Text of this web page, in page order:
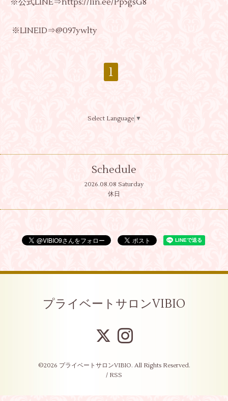
※LINEID⇒@097ywlty
1
Select Language ▼
Schedule
2026.08.08 Saturday
休日
プライベートサロンVIBIO
©2026 プライベートサロンVIBIO. All Rights Reserved.
/ RSS